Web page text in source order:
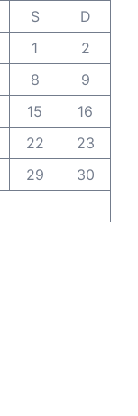
S
D
1
2
8
9
15
16
22
23
29
30